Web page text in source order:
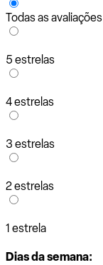
Todas as avaliações
5 estrelas
4 estrelas
3 estrelas
2 estrelas
1 estrela
Dias da semana: